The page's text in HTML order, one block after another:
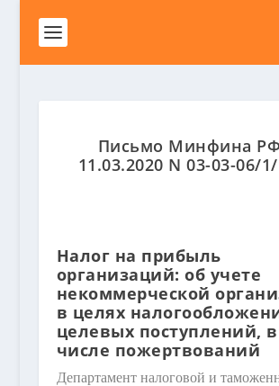
Письмо Минфина
11.03.2020 N 03-03-06/
Налог на прибыль
организаций: об учете
некоммерческой
в целях
целевых поступлений,
числе пожертвований
Департамент налоговой и